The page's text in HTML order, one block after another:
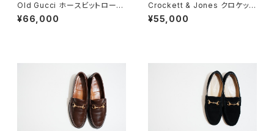
Old Gucci ホースビットローフ
ァー 36.5C Navy Suede
¥66,000
Crockett & Jones クロケット
&ジョーンズ Canterbury 5E
¥55,000